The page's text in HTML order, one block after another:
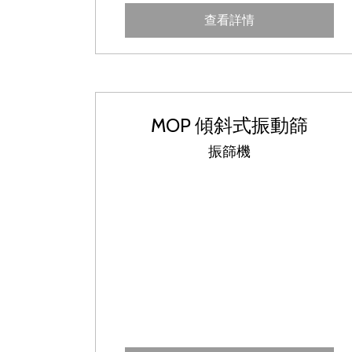
查看詳情
MOP 傾斜式振動篩
振篩機